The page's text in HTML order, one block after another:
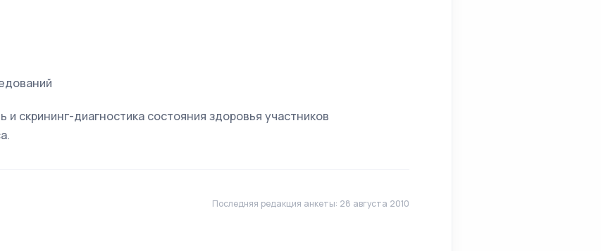
и скрининг-диагностика состояния здоровья участников
Последняя редакция анкеты: 28 августа 2010